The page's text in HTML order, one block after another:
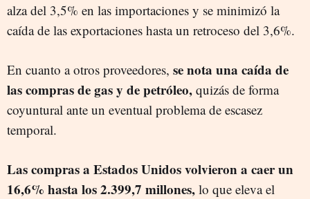
alza del 3,5% en las importaciones y se minimizó la
caída de las exportaciones hasta un retroceso del 3,6%.
En cuanto a otros proveedores, se nota una caída de
las compras de gas y de petróleo, quizás de forma
coyuntural ante un eventual problema de escasez
temporal.
Las compras a Estados Unidos volvieron a caer un
16,6% hasta los 2.399,7 millones, lo que eleva el